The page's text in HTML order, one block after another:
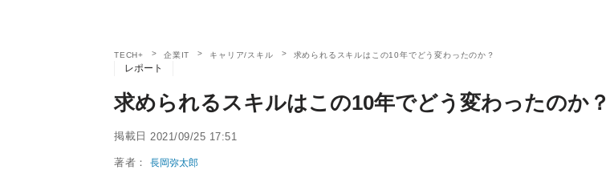
TECH+ 企業IT キャリア/スキル 求められるスキルはこの10年でどう変わったのか？
レポート
求められるスキルはこの10年でどう変わったのか？
掲載日 2021/09/25 17:51
著者：長岡弥太郎